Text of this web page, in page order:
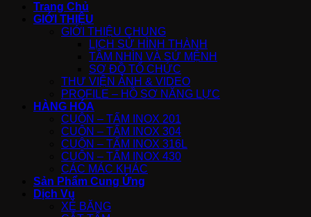
Trang Chủ
GIỚI THIỆU
GIỚI THIỆU CHUNG
LỊCH SỬ HÌNH THÀNH
TẦM NHÌN VÀ SỨ MỆNH
SƠ ĐỒ TỔ CHỨC
THƯ VIỆN ẢNH & VIDEO
PROFILE – HỒ SƠ NĂNG LỰC
HÀNG HÓA
CUỘN – TẤM INOX 201
CUỘN – TẤM INOX 304
CUỘN – TẤM INOX 316L
CUỘN – TẤM INOX 430
CÁC MÁC KHÁC
Sản Phẩm Cung Ứng
Dịch Vụ
XẺ BĂNG